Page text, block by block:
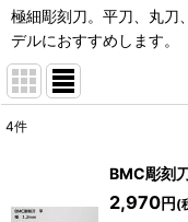
極細彫刻刀。平刀、丸刀
デルにおすすめします。
4件
BMC彫刻
2,970円 (